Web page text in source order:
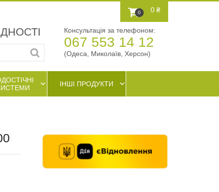
0 0 ₴
Консультація за телефоном:
067 553 14 12
(Одеса, Миколаїв, Херсон)
ІНШІ ПРОДУКТИ